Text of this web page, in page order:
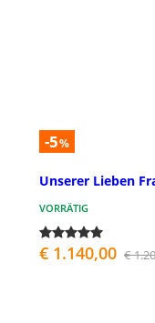
-5%
Unserer Lieben
VORRÄTIG
€ 1.140,00 €